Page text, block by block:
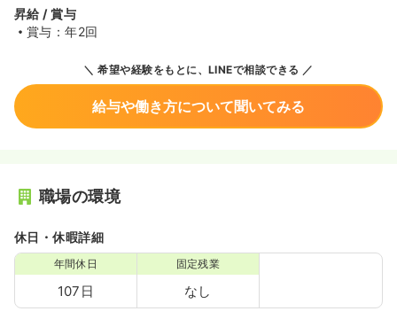
昇給 / 賞与
賞与：年2回
希望や経験をもとに、LINEで相談できる
給与や働き方について聞いてみる
職場の環境
休日・休暇詳細
年間休日
107日
固定残業
なし